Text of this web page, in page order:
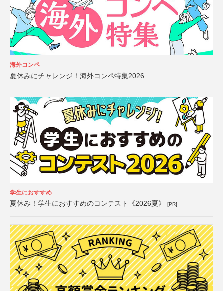
海外コンペ
夏休みにチャレンジ！海外コンペ特集2026
学生におすすめ
夏休み！学生におすすめのコンテスト《2026夏》 [PR]